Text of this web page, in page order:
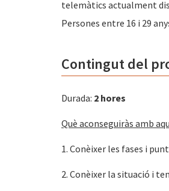
telemàtics actualment
Persones entre 16 i 29
Contingut del
Durada: 2 hores
Què aconseguiràs amb
1. Conèixer les fases i
2. Conèixer la situació i